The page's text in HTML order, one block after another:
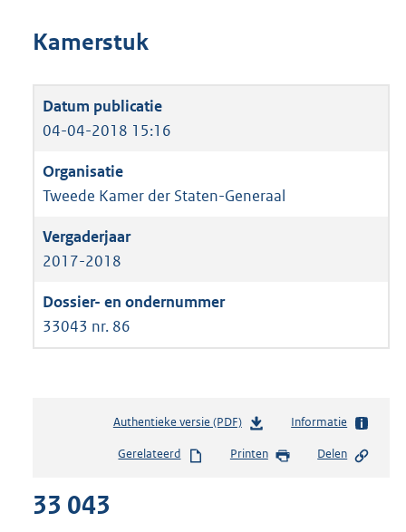
Kamerstuk
04-04-2018 15:16
Tweede Kamer der Staten-Generaal
2017-2018
33043 nr. 86
Authentieke versie (PDF)b
s
Informatie
Gerelateerd Printen Delen
33 043